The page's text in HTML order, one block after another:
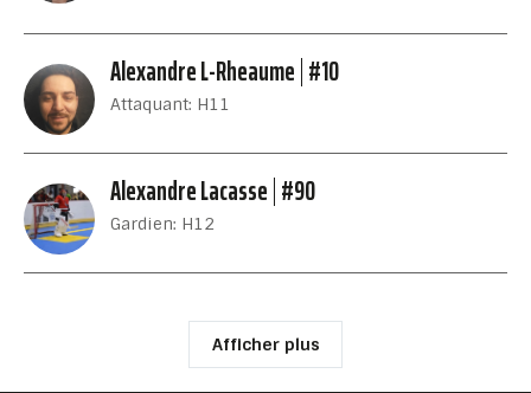
Alexandre L-Rheaume #10
Attaquant: H11
Alexandre Lacasse #90
Gardien: H12
Afficher plus